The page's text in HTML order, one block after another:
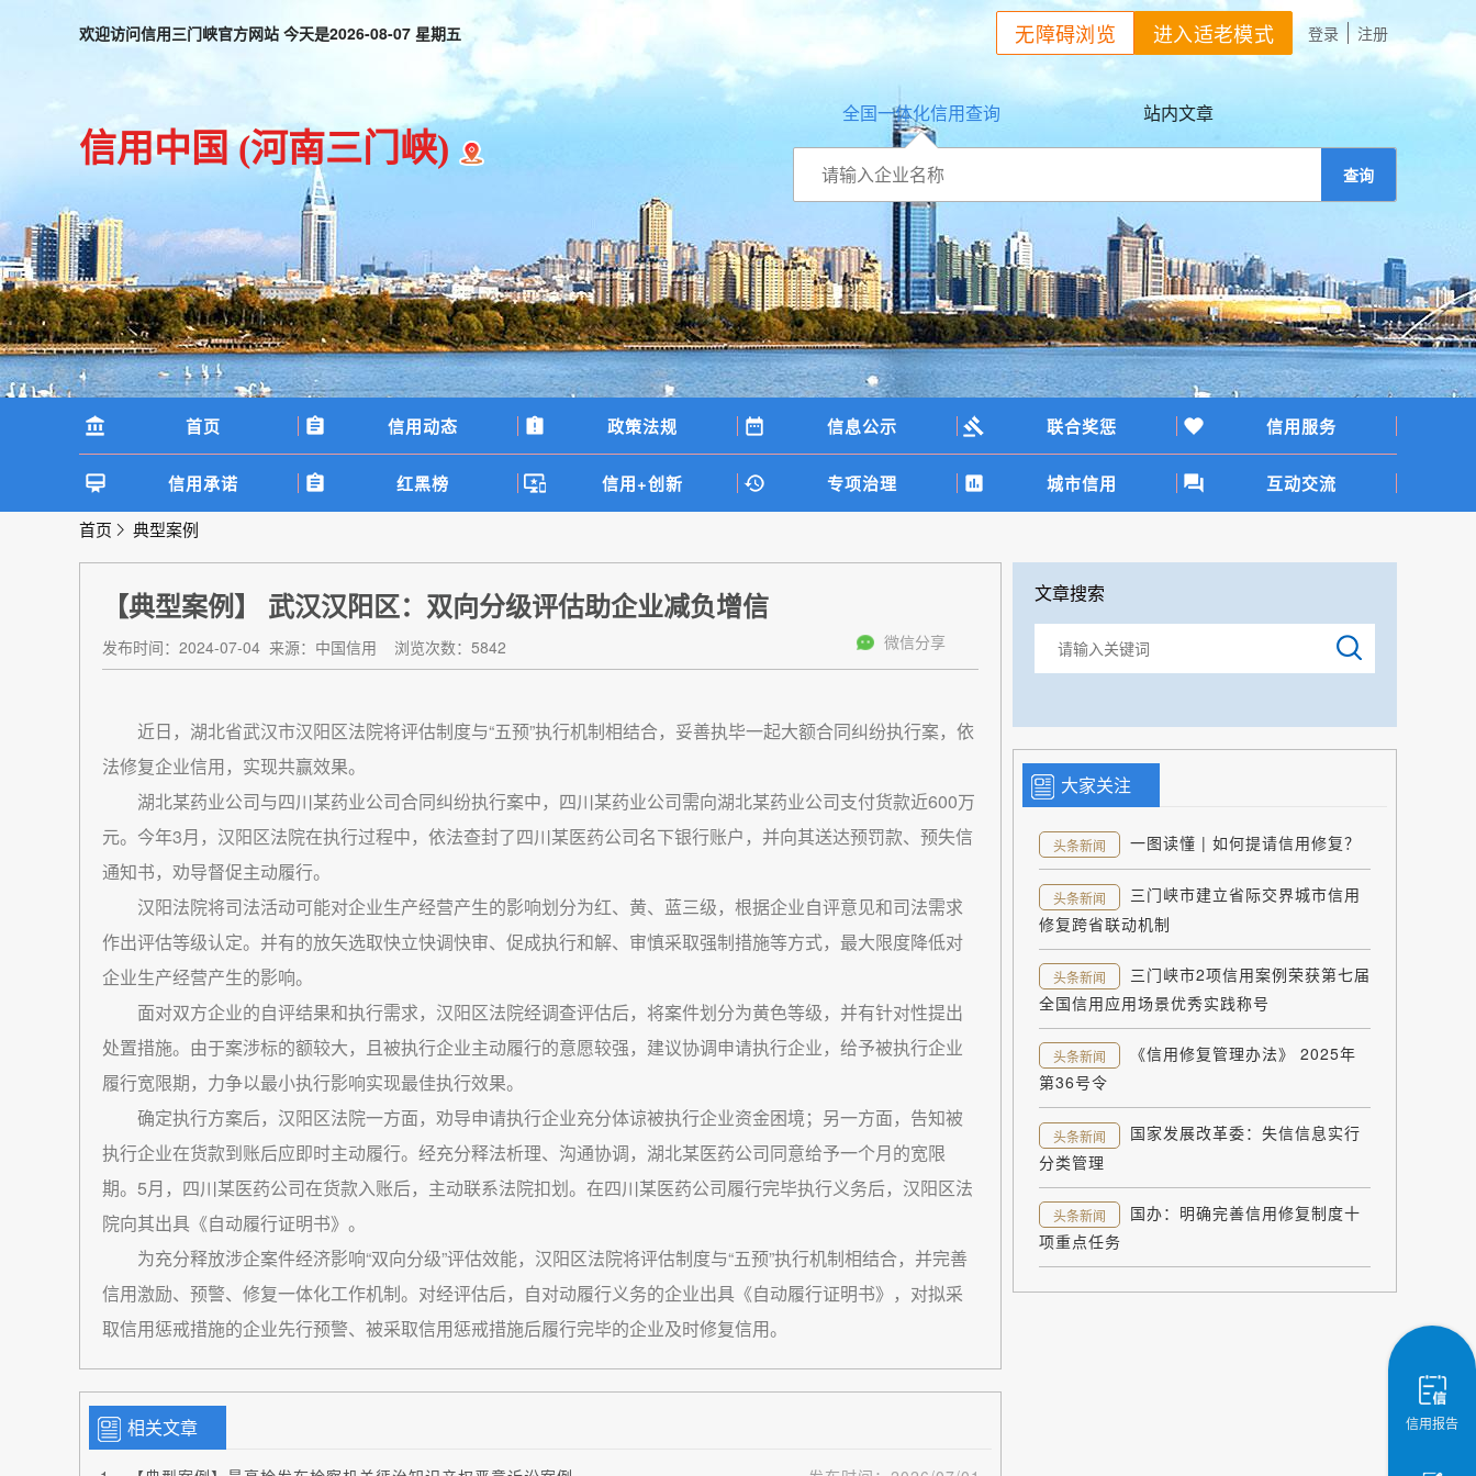
欢迎访问信用三门峡官方网站 今天是2026-08-07 星期五
信用中国(河南三门峡)
登录 注册
无障碍浏览 进入适老模式
全国一体化信用查询 站内文章
查询
首页 信用动态 政策法规 信息公示 联合奖惩 信用服务
信用承诺 红黑榜 信用+创新 专项治理 城市信用 互动交流
首页 典型案例
【典型案例】 武汉汉阳区：双向分级评估助企业减负增信
发布时间：2024-07-04 来源：中国信用 浏览次数：5842 微信分享
近日，湖北省武汉市汉阳区法院将评估制度与“五预”执行机制相结合，妥善执毕一起大额合同纠纷执行案，依
法修复企业信用，实现共赢效果。
湖北某药业公司与四川某药业公司合同纠纷执行案中，四川某药业公司需向湖北某药业公司支付货款近600万
元。今年3月，汉阳区法院在执行过程中，依法查封了四川某医药公司名下银行账户，并向其送达预罚款、预失信
通知书，劝导督促主动履行。
汉阳法院将司法活动可能对企业生产经营产生的影响划分为红、黄、蓝三级，根据企业自评意见和司法需求
作出评估等级认定。并有的放矢选取快立快调快审、促成执行和解、审慎采取强制措施等方式，最大限度降低对
企业生产经营产生的影响。
面对双方企业的自评结果和执行需求，汉阳区法院经调查评估后，将案件划分为黄色等级，并有针对性提出
处置措施。由于案涉标的额较大，且被执行企业主动履行的意愿较强，建议协调申请执行企业，给予被执行企业
履行宽限期，力争以最小执行影响实现最佳执行效果。
确定执行方案后，汉阳区法院一方面，劝导申请执行企业充分体谅被执行企业资金困境；另一方面，告知被
执行企业在货款到账后应即时主动履行。经充分释法析理、沟通协调，湖北某医药公司同意给予一个月的宽限
期。5月，四川某医药公司在货款入账后，主动联系法院扣划。在四川某医药公司履行完毕执行义务后，汉阳区法
院向其出具《自动履行证明书》。
为充分释放涉企案件经济影响“双向分级”评估效能，汉阳区法院将评估制度与“五预”执行机制相结合，并完善
信用激励、预警、修复一体化工作机制。对经评估后，自对动履行义务的企业出具《自动履行证明书》，对拟采
取信用惩戒措施的企业先行预警、被采取信用惩戒措施后履行完毕的企业及时修复信用。
相关文章
文章搜索
大家关注
头条新闻 一图读懂 | 如何提请信用修复？
头条新闻
三门峡市建立省际交界城市信用
修复跨省联动机制
头条新闻
三门峡市2项信用案例荣获第七届
全国信用应用场景优秀实践称号
头条新闻
《信用修复管理办法》 2025年
第36号令
头条新闻
国家发展改革委：失信信息实行
分类管理
头条新闻
国办：明确完善信用修复制度十
项重点任务
信用报告